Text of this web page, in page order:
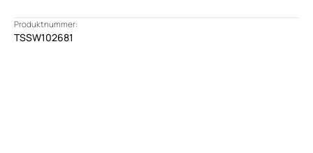
Produktnummer:
TSSW102681